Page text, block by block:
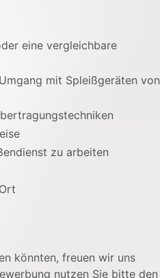
eine vergleichbare
mit Spleißgeräten von
zu arbeiten
könnten, freuen wir uns
nutzen Sie bitte den